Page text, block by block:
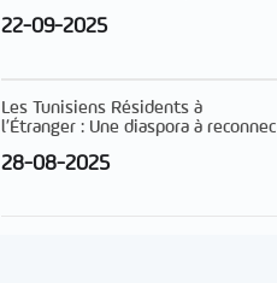
22-09-2025
Les Tunisiens Résidents à
l’Étranger : Une diaspora à reconnec
28-08-2025